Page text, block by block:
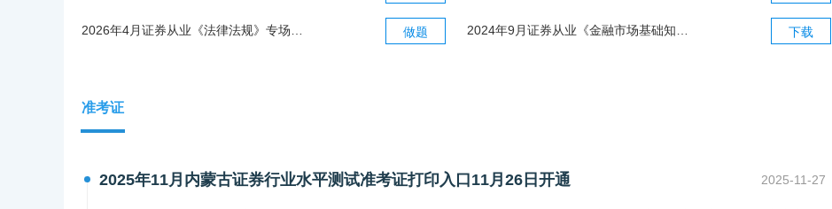
2026年4月证券从业《法律法规》专场考试真题回忆版 做题 2024年9月证券从业《金融市场基础知识》真题及答案 下载
准考证
2025年11月内蒙古证券行业水平测试准考证打印入口11月26日开通 2025-11-27